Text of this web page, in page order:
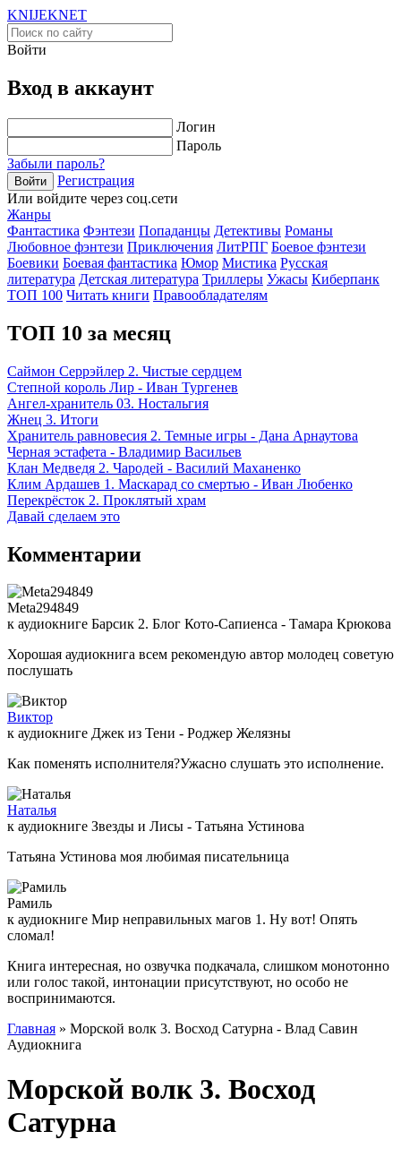
KNIJEKNET
Войти
Вход в аккаунт
Логин
Пароль
Забыли пароль?
Войти
Регистрация
Или войдите через соц.сети
Жанры
Фантастика Фэнтези Попаданцы Детективы Романы
Любовное фэнтези Приключения ЛитРПГ Боевое фэнтези
Боевики Боевая фантастика Юмор Мистика Русская
литература Детская литература Триллеры Ужасы Киберпанк
ТОП 100 Читать книги Правообладателям
ТОП 10 за месяц
Саймон Серрэйлер 2. Чистые сердцем
Степной король Лир - Иван Тургенев
Ангел-хранитель 03. Ностальгия
Жнец 3. Итоги
Хранитель равновесия 2. Темные игры - Дана Арнаутова
Черная эстафета - Владимир Васильев
Клан Медведя 2. Чародей - Василий Маханенко
Клим Ардашев 1. Маскарад со смертью - Иван Любенко
Перекрёсток 2. Проклятый храм
Давай сделаем это
Комментарии
Meta294849
к аудиокниге Барсик 2. Блог Кото-Сапиенса - Тамара Крюкова
Хорошая аудиокнига всем рекомендую автор молодец советую
послушать
Виктор
к аудиокниге Джек из Тени - Роджер Желязны
Как поменять исполнителя?Ужасно слушать это исполнение.
Наталья
к аудиокниге Звезды и Лисы - Татьяна Устинова
Татьяна Устинова моя любимая писательница
Рамиль
к аудиокниге Мир неправильных магов 1. Ну вот! Опять
сломал!
Книга интересная, но озвучка подкачала, слишком монотонно
или голос такой, интонации присутствуют, но особо не
воспринимаются.
Главная » Морской волк 3. Восход Сатурна - Влад Савин
Аудиокнига
Морской волк 3. Восход
Сатурна